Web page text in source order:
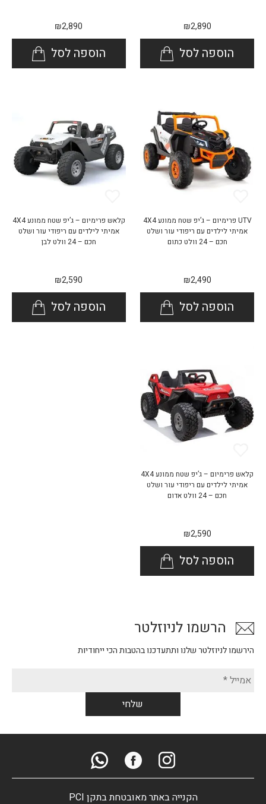
₪2,890
הוספה לסל
₪2,890
הוספה לסל
UTV פרימיום – ג’יפ שטח ממונע 4X4
אמיתי לילדים עם ריפודי עור ושלט
חכם – 24 וולט כתום
₪2,490
הוספה לסל
קלאש פרימיום – ג’יפ שטח ממונע 4X4
אמיתי לילדים עם ריפודי עור ושלט
חכם – 24 וולט לבן
₪2,590
הוספה לסל
קלאש פרימיום – ג’יפ שטח ממונע 4X4
אמיתי לילדים עם ריפודי עור ושלט
חכם – 24 וולט אדום
₪2,590
הוספה לסל
הרשמו לניוזלטר
הירשמו לניוזלטר שלנו ותתעדכנו בהטבות הכי ייחודיות
הקנייה באתר מאובטחת בתקן PCI